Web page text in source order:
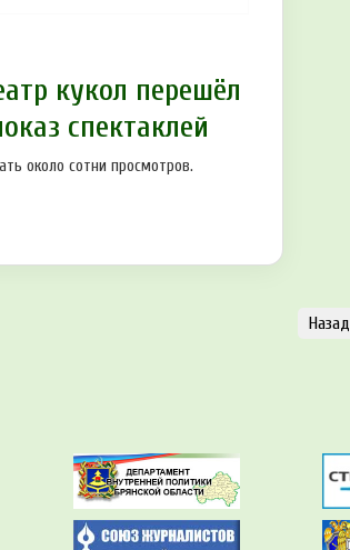
кукол перешёл
спектаклей
около сотни просмотров.
Назад